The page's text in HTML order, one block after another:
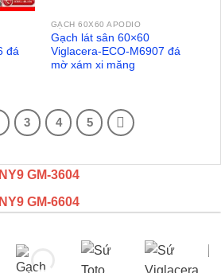
đá
GẠCH 60X60 APODIO
Gạch lát sân 60×60
Viglacera-ECO-M6907 đá
mờ xám xi măng
3 4 5
GM-3604
GM-6604